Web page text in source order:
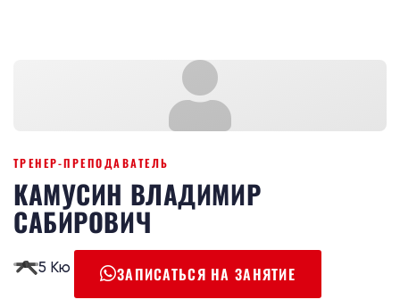
ТРЕНЕР-ПРЕПОДАВАТЕЛЬ
КАМУСИН ВЛАДИМИР
САБИРОВИЧ
5 Кю ЗАПИСАТЬСЯ НА ЗАНЯТИЕ